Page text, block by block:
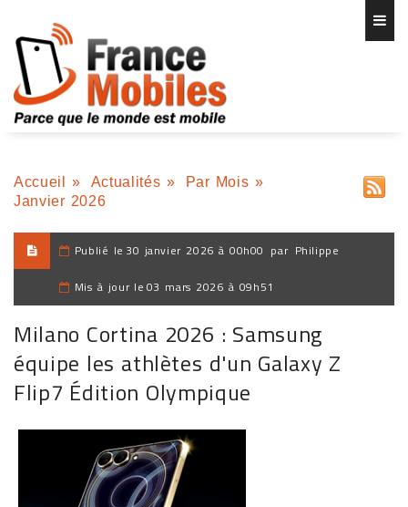
Accueil » Actualités » Par Mois »
Janvier 2026
Publié le 30 janvier 2026 à 00h00 par Philippe
Mis à jour le 03 mars 2026 à 09h51
Milano Cortina 2026 : Samsung
équipe les athlètes d'un Galaxy Z
Flip7 Édition Olympique